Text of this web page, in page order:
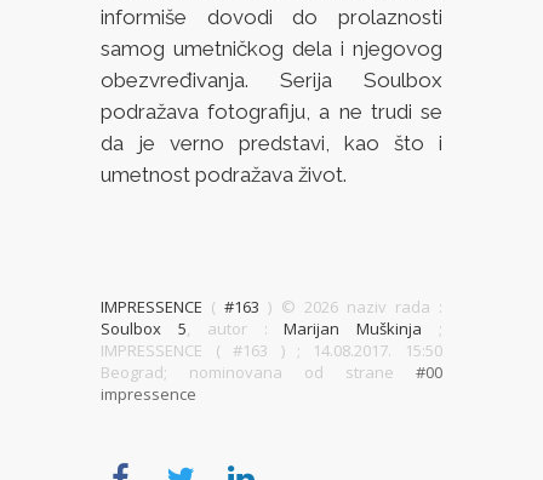
informiše dovodi do prolaznosti
samog umetničkog dela i njegovog
obezvređivanja. Serija Soulbox
podražava fotografiju, a ne trudi se
da je verno predstavi, kao što i
umetnost podražava život.
IMPRESSENCE (#163) © 2026 naziv rada :
Soulbox 5, autor :Marijan Muškinja ;
IMPRESSENCE ( #163 ) ; 14.08.2017. 15:50
Beograd; nominovana od strane #00
impressence